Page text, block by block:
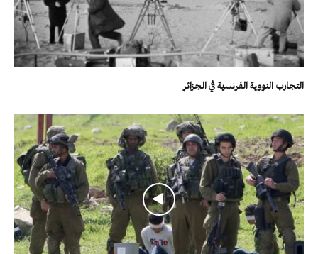
التجارب النووية الفرنسية في الجزائر